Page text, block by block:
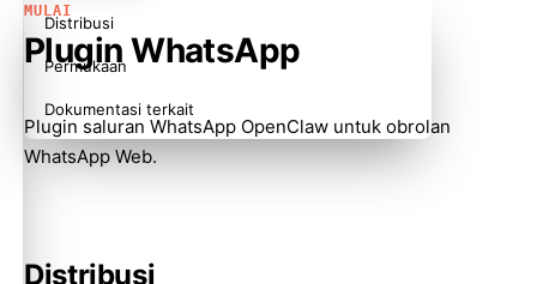
MULAI
Plugin WhatsApp
Plugin saluran WhatsApp OpenClaw untuk obrolan
WhatsApp Web.
Distribusi
Distribusi
Permukaan
Dokumentasi terkait